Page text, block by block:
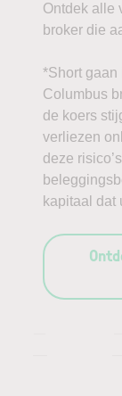
Ontdek alle
broker die
*Short gaan
Columbus
de koers
verliezen
deze
kapitaal dat